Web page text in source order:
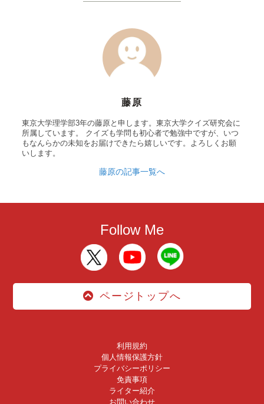
藤原
東京大学理学部3年の藤原と申します。東京大学クイズ研究会に
所属しています。 クイズも学問も初心者で勉強中ですが、いつ
もなんらかの未知をお届けできたら嬉しいです。よろしくお願
いします。
藤原の記事一覧へ
Follow Me
ページトップへ
利用規約
個人情報保護方針
プライバシーポリシー
免責事項
ライター紹介
お問い合わせ